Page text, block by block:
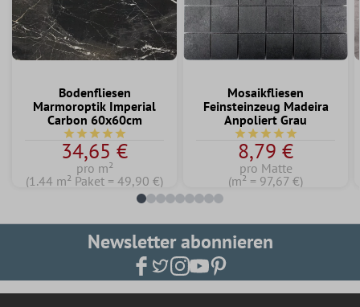
Bodenfliesen
Marmoroptik Imperial
Carbon 60x60cm
Durchschnittliche Bewertung von 5 von 5 Sternen
34,65 €
pro m²
(1.44 m² Paket = 49,90 €)
Mosaikfliesen
Feinsteinzeug Madeira
Anpoliert Grau
Durchschnittliche
8,79 €
pro Matte
(m² = 97,67 €)
Newsletter abonnieren